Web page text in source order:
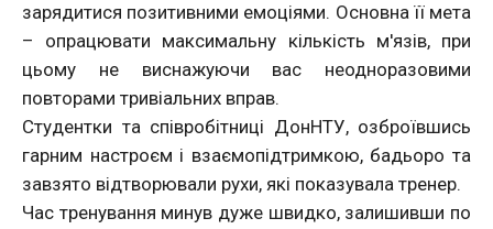
зарядитися позитивними емоціями. Основна її мета
– опрацювати максимальну кількість м'язів, при
цьому не виснажуючи вас неодноразовими
повторами тривіальних вправ.
Студентки та співробітниці ДонНТУ, озброївшись
гарним настроєм і взаємопідтримкою, бадьоро та
завзято відтворювали рухи, які показувала тренер.
Час тренування минув дуже швидко, залишивши по